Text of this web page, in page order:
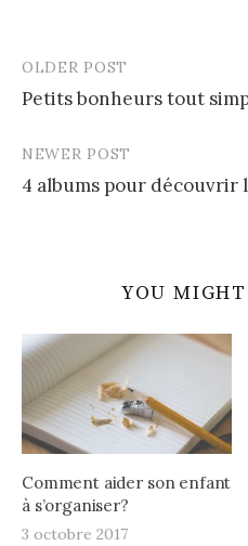
Post
navigation
OLDER POST
Petits bonheurs tout
NEWER POST
4 albums pour découvrir
YOU
Comment aider son enfant
à s’organiser?
3 octobre 2017